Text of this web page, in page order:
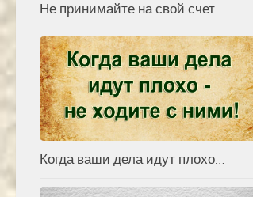
Не принимайте на свой счет…
Когда ваши дела идут плохо…